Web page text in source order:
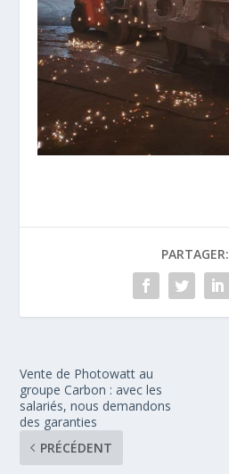
PARTAGER:
Vente de Photowatt au
groupe Carbon : avec les
salariés, nous demandons
des garanties
PRÉCÉDENT